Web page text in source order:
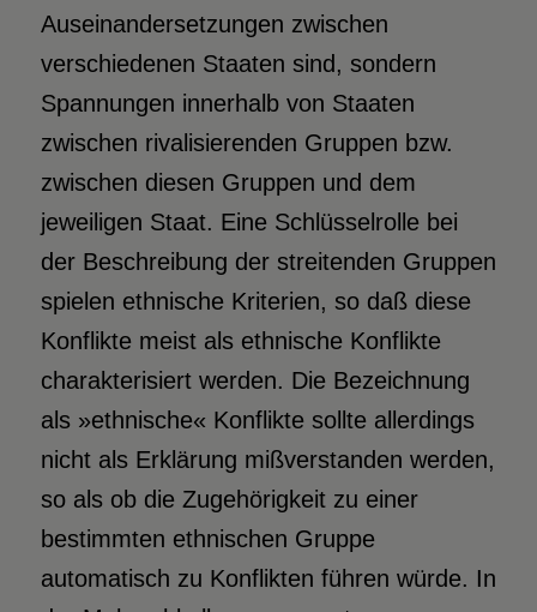
Auseinandersetzungen zwischen
verschiedenen Staaten sind, sondern
Spannungen innerhalb von Staaten
zwischen rivalisierenden Gruppen bzw.
zwischen diesen Gruppen und dem
jeweiligen Staat. Eine Schlüsselrolle bei
der Beschreibung der streitenden Gruppen
spielen ethnische Kriterien, so daß diese
Konflikte meist als ethnische Konflikte
charakterisiert werden. Die Bezeichnung
als »ethnische« Konflikte sollte allerdings
nicht als Erklärung mißverstanden werden,
so als ob die Zugehörigkeit zu einer
bestimmten ethnischen Gruppe
automatisch zu Konflikten führen würde. In